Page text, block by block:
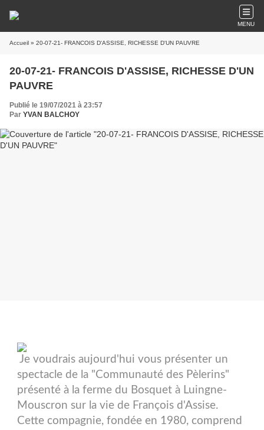
MENU
Accueil » 20-07-21- FRANCOIS D'ASSISE, RICHESSE D'UN PAUVRE
20-07-21- FRANCOIS D'ASSISE, RICHESSE D'UN
PAUVRE
Publié le 19/07/2021 à 23:57
Par YVAN BALCHOY
Je voudrais aujourd'hui vous présenter un
spectacle de la "Communauté des Pèlerins"
présenté à la ferme du Bosquet à Luingne-
Mouscron sur la vie de François d'Assise.
Cette compagnie, fondée en 1980, comprend